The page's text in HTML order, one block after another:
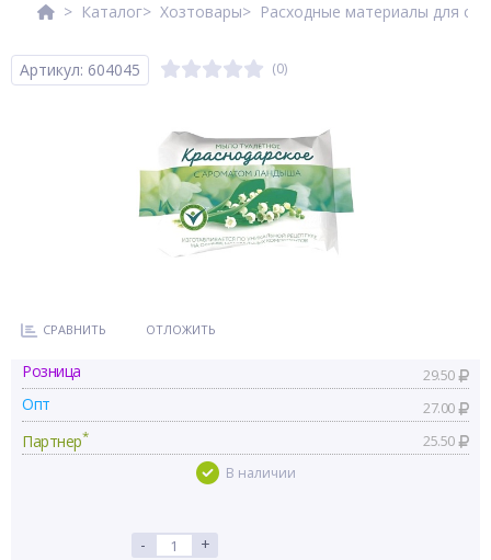
Каталог Хозтовары Расходные материалы для
Артикул: 604045 (0)
СРАВНИТЬ ОТЛОЖИТЬ
Розница 29.50
Опт 27.00
Партнер* 25.50
В наличии
-
+